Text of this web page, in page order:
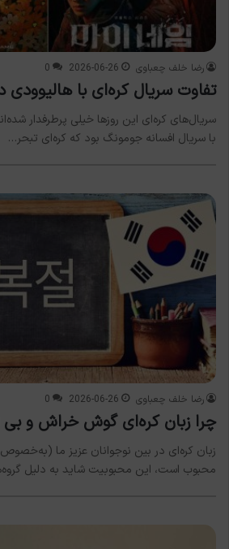
رضا خلف چعباوی 2026-06-26
0
تفاوت سریال کره‌ای با
با سریال افسانه جومونگ بود که کره‌ای تبحر…
رضا خلف چعباوی 2026-06-26
0
چرا زبان کره‌ای گوش خراش و
زبان کره‌ای در بین نوجوانان عزیز ما
محبوب است، این محبوبیت شاید به دلیل